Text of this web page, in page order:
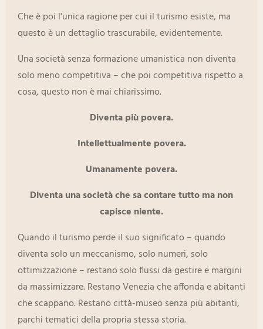
Che è poi l'unica ragione per cui il turismo esiste, ma
questo è un dettaglio trascurabile, evidentemente.
Una società senza formazione umanistica non diventa
solo meno competitiva – che poi competitiva rispetto a
cosa, questo non è mai chiarissimo.
Diventa più povera.
Intellettualmente povera.
Umanamente povera.
Diventa una società che sa contare tutto ma non
capisce niente.
Quando il turismo perde il suo significato – quando
diventa solo un meccanismo, solo numeri, solo
ottimizzazione – restano solo flussi da gestire e margini
da massimizzare. Restano Venezia che affonda e abitanti
che scappano. Restano città-museo senza più abitanti,
parchi tematici della propria stessa storia.